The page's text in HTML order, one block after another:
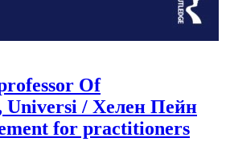
Of
Universi / Хелен Пейн
for practitioners